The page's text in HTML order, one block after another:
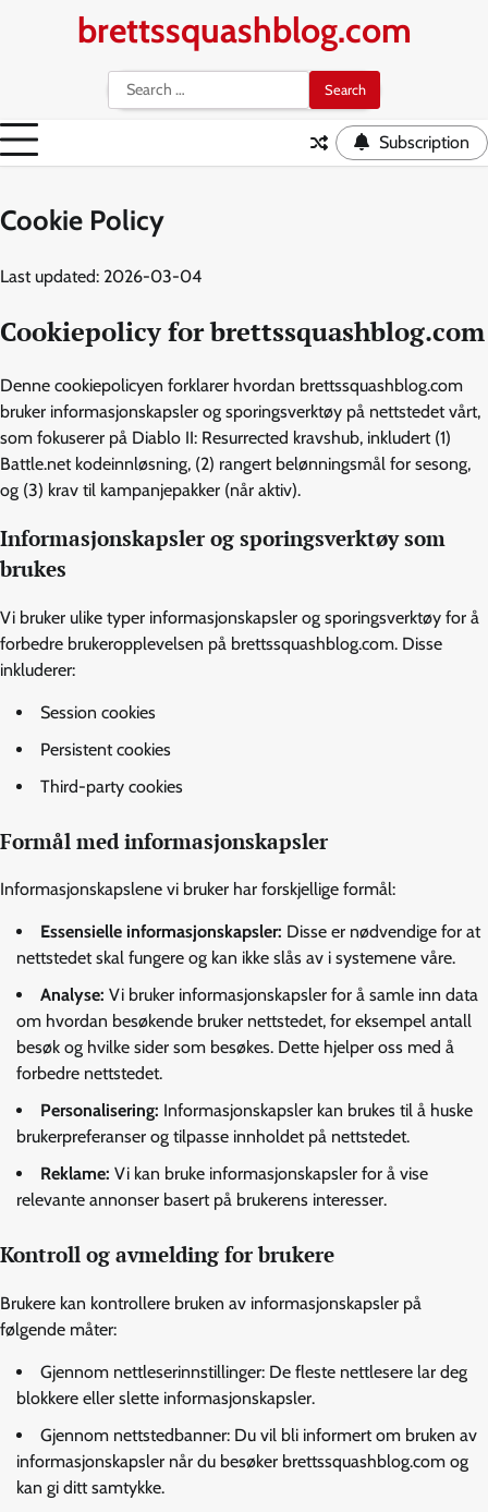
brettssquashblog.com
Search
for:
Subscription
Cookie Policy
Last updated: 2026-03-04
Cookiepolicy for brettssquashblog.com
Denne cookiepolicyen forklarer hvordan brettssquashblog.com
bruker informasjonskapsler og sporingsverktøy på nettstedet vårt,
som fokuserer på Diablo II: Resurrected kravshub, inkludert (1)
Battle.net kodeinnløsning, (2) rangert belønningsmål for sesong,
og (3) krav til kampanjepakker (når aktiv).
Informasjonskapsler og sporingsverktøy som
brukes
Vi bruker ulike typer informasjonskapsler og sporingsverktøy for å
forbedre brukeropplevelsen på brettssquashblog.com. Disse
inkluderer:
Session cookies
Persistent cookies
Third-party cookies
Formål med informasjonskapsler
Informasjonskapslene vi bruker har forskjellige formål:
Essensielle informasjonskapsler: Disse er nødvendige for at
nettstedet skal fungere og kan ikke slås av i systemene våre.
Analyse: Vi bruker informasjonskapsler for å samle inn data
om hvordan besøkende bruker nettstedet, for eksempel antall
besøk og hvilke sider som besøkes. Dette hjelper oss med å
forbedre nettstedet.
Personalisering: Informasjonskapsler kan brukes til å huske
brukerpreferanser og tilpasse innholdet på nettstedet.
Reklame: Vi kan bruke informasjonskapsler for å vise
relevante annonser basert på brukerens interesser.
Kontroll og avmelding for brukere
Brukere kan kontrollere bruken av informasjonskapsler på
følgende måter:
Gjennom nettleserinnstillinger: De fleste nettlesere lar deg
blokkere eller slette informasjonskapsler.
Gjennom nettstedbanner: Du vil bli informert om bruken av
informasjonskapsler når du besøker brettssquashblog.com og
kan gi ditt samtykke.